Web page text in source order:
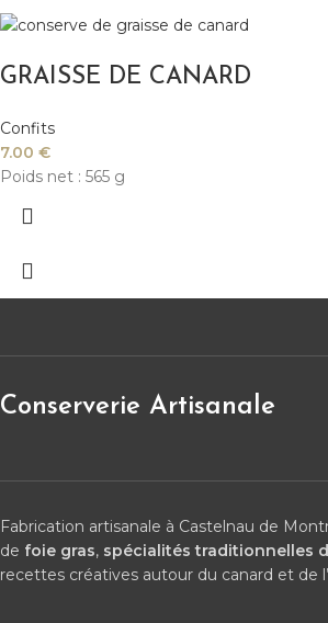
GRAISSE DE CANARD
Confits
7.00 €
Poids net : 565 g
Conserverie Artisanale
Fabrication artisanale à Castelnau de
de foie gras, spécialités traditionnelles
recettes créatives autour du canard et de